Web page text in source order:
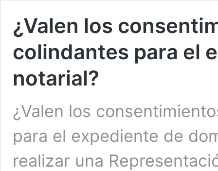
¿Valen los
colindantes para el
notarial?
¿Valen los
para el expediente de
realizar una